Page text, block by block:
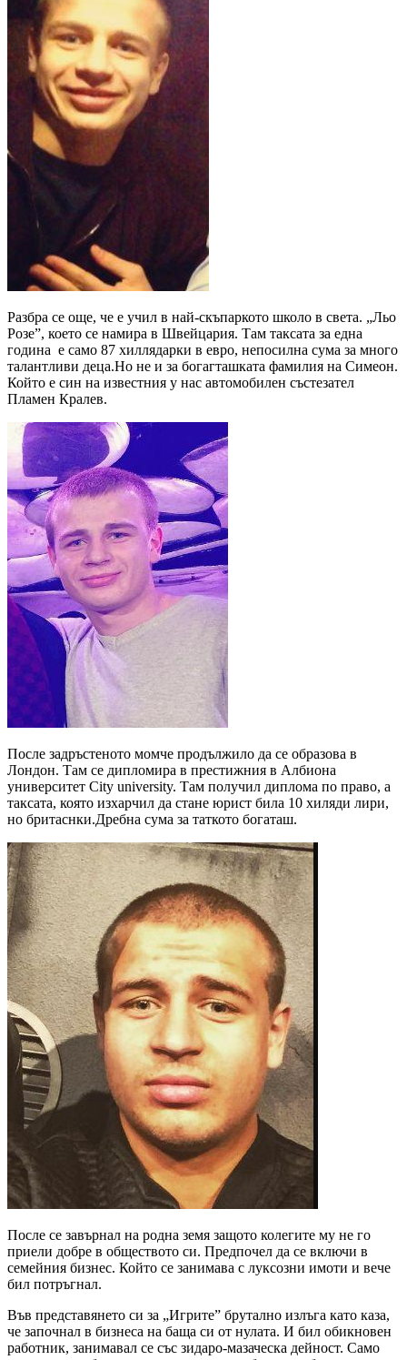
Разбра се още, че е учил в най-скъпаркото школо в света. „Льо
Розе”, което се намира в Швейцария. Там таксата за една
година е само 87 хиллядарки в евро, непосилна сума за много
талантливи деца.Но не и за богагташката фамилия на Симеон.
Който е син на известния у нас автомобилен състезател
Пламен Кралев.
После задръстеното момче продължило да се образова в
Лондон. Там се дипломира в престижния в Албиона
университет City university. Там получил диплома по право, а
таксата, която изхарчил да стане юрист била 10 хиляди лири,
но бритаснки.Дребна сума за таткото богаташ.
После се завърнал на родна земя защото колегите му не го
приели добре в обществото си. Предпочел да се включи в
семейния бизнес. Който се занимава с луксозни имоти и вече
бил потръгнал.
Във представянето си за „Игрите” брутално излъга като каза,
че започнал в бизнеса на баща си от нулата. И бил обикновен
работник, занимавал се със зидаро-мазаческа дейност. Само